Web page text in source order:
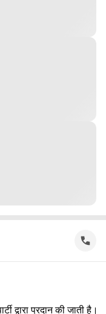
द्वारा प्रदान की जाती है।